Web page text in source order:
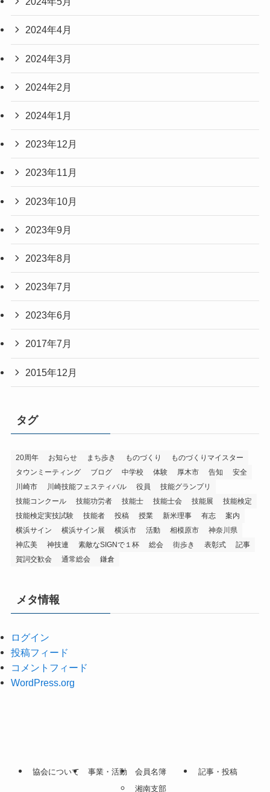
2024年4月
2024年3月
2024年2月
2024年1月
2023年12月
2023年11月
2023年10月
2023年9月
2023年8月
2023年7月
2023年6月
2017年7月
2015年12月
タグ
20周年 お知らせ まち歩き ものづくり
ものづくりマイスター
タウンミーティング
ブログ 中学校 体験 厚木市 告知
安全
川崎市
川崎技能フェスティバル 役員
技能グランプリ
技能コンクール
技能功労者 技能士 技能士会 技能展
技能検定
技能検定実技試験
技能者 投稿 授業 新米理事 有志
案内
横浜サイン
横浜サイン展 横浜市 活動 相模原市
神奈川県
神広美
神技連 素敵なSIGNで１杯 総会 街歩き 表彰式
記事
賀詞交歓会
通常総会 鎌倉
メタ情報
ログイン
投稿フィード
コメントフィード
WordPress.org
協会について 事業・活動
会員名簿
湘南支部
記事・投稿